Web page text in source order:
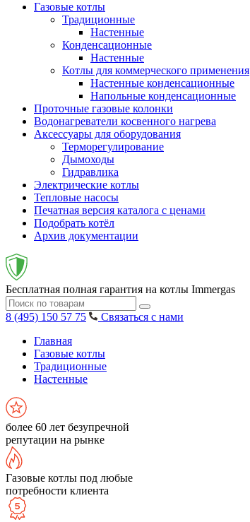
Газовые котлы
Традиционные
Настенные
Конденсационные
Настенные
Котлы для коммерческого применения
Настенные конденсационные
Напольные конденсационные
Проточные газовые колонки
Водонагреватели косвенного нагрева
Аксессуары для оборудования
Терморегулирование
Дымоходы
Гидравлика
Электрические котлы
Тепловые насосы
Печатная версия каталога с ценами
Подобрать котёл
Архив документации
Бесплатная полная гарантия на котлы Immergas
8 (495) 150 57 75
Связаться с нами
Главная
Газовые котлы
Традиционные
Настенные
более 60 лет безупречной
репутации на рынке
Газовые котлы под любые
потребности клиента